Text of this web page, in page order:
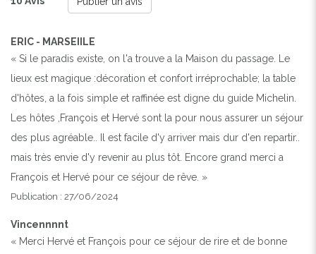
LA MAISON DU PASSAGE, CHAMBRES D'HÔTES AVEC
Previous Next
ERIC - MARSEIILE
« Si le paradis existe, on l'a trouve a la Maison du passage. Le
lieux est magique :décoration et confort irréprochable; la table
d'hôtes, a la fois simple et raffinée est digne du guide Michelin.
Les hôtes ,François et Hervé sont la pour nous assurer un séjour
des plus agréable.. Il est facile d'y arriver mais dur d'en repartir..
mais très envie d'y revenir au plus tôt. Encore grand merci a
François et Hervé pour ce séjour de rêve. »
Publication : 27/06/2024
Vincennnnt
« Merci Hervé et François pour ce séjour de rire et de bonne